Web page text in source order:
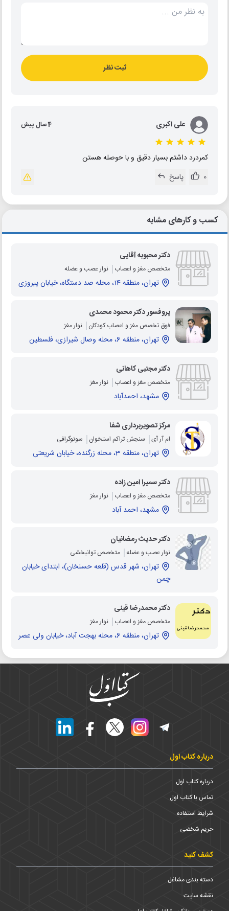
ثبت نظر
علی اکبری 4 سال پیش
کمردرد داشتم بسیار دقیق و با حوصله هستن
0
پاسخ
کسب و کارهای مشابه
دکتر محبوبه آقایی
متخصص مغز و اعصاب نوار عصب و عضله
تهران، منطقه 14، محله صد دستگاه، خیابان پیروزی
پروفسور دکتر محمود محمدی
فوق تخصص مغز و اعصاب کودکان نوار مغز
تهران، منطقه 6، محله وصال شیرازی، فلسطین
دکتر مجتبی کاهانی
متخصص مغز و اعصاب نوار مغز
مشهد، احمدآباد
مرکز تصویربرداری شفا
ام آر آی سنجش تراکم استخوان سونوگرافی
تهران، منطقه 3، محله زرگنده، خیابان شریعتی
دکتر سمیرا امین زاده
متخصص مغز و اعصاب نوار مغز
مشهد، احمد آباد
دکتر حدیث رمضانیان
نوار عصب و عضله متخصص توانبخشی
تهران، شهر قدس (قلعه حسنخان)، ابتدای خیابان
چمن
دکتر محمدرضا قینی
متخصص مغز و اعصاب نوار مغز
تهران، منطقه 6، محله بهجت آباد، خیابان ولی عصر
درباره کتاب اول
درباره کتاب اول
تماس با کتاب اول
شرایط استفاده
حریم شخضی
کشف کنید
دسته بندی مشاغل
نقشه سایت